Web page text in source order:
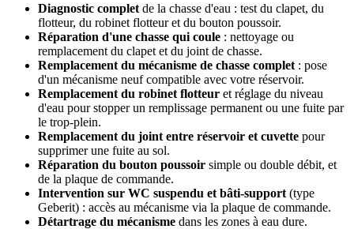
Diagnostic complet de la chasse d'eau : test du clapet, du
flotteur, du robinet flotteur et du bouton poussoir.
Réparation d'une chasse qui coule : nettoyage ou
remplacement du clapet et du joint de chasse.
Remplacement du mécanisme de chasse complet : pose
d'un mécanisme neuf compatible avec votre réservoir.
Remplacement du robinet flotteur et réglage du niveau
d'eau pour stopper un remplissage permanent ou une fuite par
le trop-plein.
Remplacement du joint entre réservoir et cuvette pour
supprimer une fuite au sol.
Réparation du bouton poussoir simple ou double débit, et
de la plaque de commande.
Intervention sur WC suspendu et bâti-support (type
Geberit) : accès au mécanisme via la plaque de commande.
Détartrage du mécanisme dans les zones à eau dure.